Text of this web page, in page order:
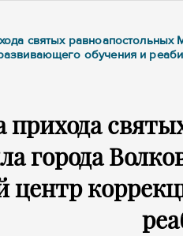
святых
обучения и
города
центр